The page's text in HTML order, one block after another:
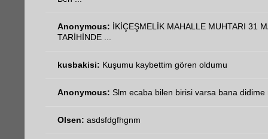
Anonymous: İKİÇEŞMELİK MAHALLE MUHTARI 31
TARİHİNDE ...
kusbakisi: Kuşumu kaybettim gören oldumu
Anonymous: Slm ecaba bilen birisi varsa bana didime
Olsen: asdsfdgfhgnm